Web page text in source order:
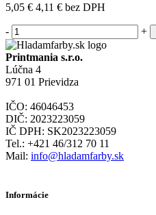
5,05 € 4,11 € bez DPH
- +
Printmania s.r.o.
Lúčna 4
971 01 Prievidza
IČO: 46046453
DIČ: 2023223059
IČ DPH: SK2023223059
Tel.: +421 46/312 70 11
Mail: info@hladamfarby.sk
Informácie